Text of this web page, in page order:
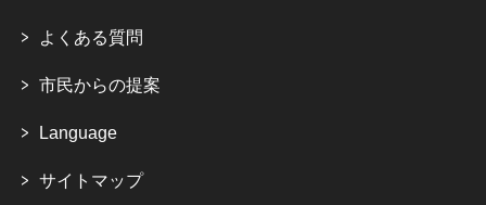
よくある質問
市民からの提案
Language
サイトマップ